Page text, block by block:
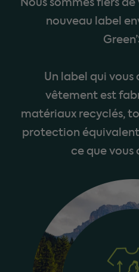
Nous sommes fiers
nouveau label
Un label qui vous
vêtement est
matériaux recyclés,
protection
ce que vous